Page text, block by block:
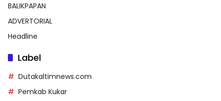
BALIKPAPAN
ADVERTORIAL
Headline
Label
Dutakaltimnews.com
Pemkab Kukar